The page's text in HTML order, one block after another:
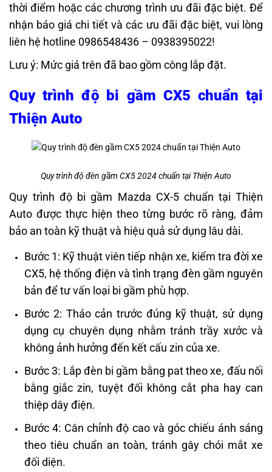
thời điểm hoặc các chương trình ưu đãi đặc biệt. Để
nhận báo giá chi tiết và các ưu đãi đặc biệt, vui lòng
liên hệ hotline 0986548436 – 0938395022!
Lưu ý: Mức giá trên đã bao gồm công lắp đặt.
Quy trình độ bi gầm CX5 chuẩn tại
Thiện Auto
Quy trình độ đèn gầm CX5 2024 chuẩn tại Thiện Auto
Quy trình độ bi gầm Mazda CX-5 chuẩn tại Thiện
Auto được thực hiện theo từng bước rõ ràng, đảm
bảo an toàn kỹ thuật và hiệu quả sử dụng lâu dài.
Bước 1: Kỹ thuật viên tiếp nhận xe, kiểm tra đời xe
CX5, hệ thống điện và tình trạng đèn gầm nguyên
bản để tư vấn loại bi gầm phù hợp.
Bước 2: Tháo cản trước đúng kỹ thuật, sử dụng
dụng cụ chuyên dụng nhằm tránh trầy xước và
không ảnh hưởng đến kết cấu zin của xe.
Bước 3: Lắp đèn bi gầm bằng pat theo xe, đấu nối
bằng giắc zin, tuyệt đối không cắt pha hay can
thiệp dây điện.
Bước 4: Cân chỉnh độ cao và góc chiếu ánh sáng
theo tiêu chuẩn an toàn, tránh gây chói mắt xe
đối diện.